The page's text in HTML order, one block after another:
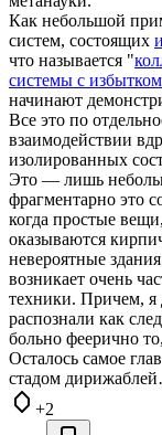
Как небольшой
систем, состоящих
что называется "
системы с
начинают
Все это по
взаимодействии
изолированных
Это — лишь
фрагментарно это
когда простые
оказываются
невероятные
возникает очень
техники. Причем,
распознали как
больно феерично
Осталось самое
стадом
+2